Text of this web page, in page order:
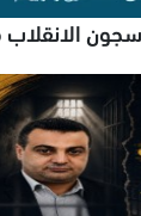
الانقلاب